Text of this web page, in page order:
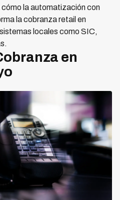
la automatización con
la cobranza retail en
locales como SIC,
en